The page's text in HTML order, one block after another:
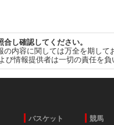
し確認してください。
内容に関しては万全を期し
情報提供者は一切の責任を負
バスケット 競馬